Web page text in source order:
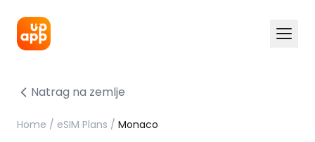
Natrag na zemlje
Home / eSIM Plans / Monaco